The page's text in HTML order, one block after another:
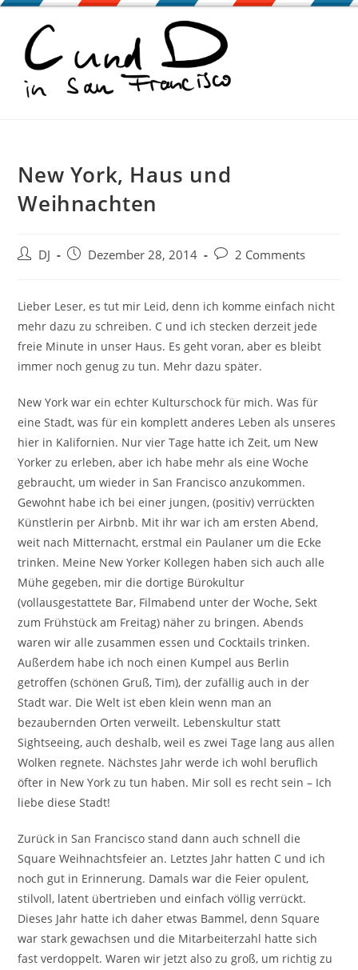
Zum
springen
New York, Haus und
Weihnachten
Beitrags-
DJ
BeitragDezember 28, 2014
Beitrags-
2 Comments
Lieber Leser, es tut mir Leid, denn ich komme einfach nicht
mehr dazu zu schreiben. C und ich stecken derzeit jede
freie Minute in unser Haus. Es geht voran, aber es bleibt
immer noch genug zu tun. Mehr dazu später.
New York war ein echter Kulturschock für mich. Was für
eine Stadt, was für ein komplett anderes Leben als unseres
hier in Kalifornien. Nur vier Tage hatte ich Zeit, um New
Yorker zu erleben, aber ich habe mehr als eine Woche
gebraucht, um wieder in San Francisco anzukommen.
Gewohnt habe ich bei einer jungen, (positiv) verrückten
Künstlerin per Airbnb. Mit ihr war ich am ersten Abend,
weit nach Mitternacht, erstmal ein Paulaner um die Ecke
trinken. Meine New Yorker Kollegen haben sich auch alle
Mühe gegeben, mir die dortige Bürokultur
(vollausgestattete Bar, Filmabend unter der Woche, Sekt
zum Frühstück am Freitag) näher zu bringen. Abends
waren wir alle zusammen essen und Cocktails trinken.
Außerdem habe ich noch einen Kumpel aus Berlin
getroffen (schönen Gruß, Tim), der zufällig auch in der
Stadt war. Die Welt ist eben klein wenn man an
bezaubernden Orten verweilt. Lebenskultur statt
Sightseeing, auch deshalb, weil es zwei Tage lang aus allen
Wolken regnete. Nächstes Jahr werde ich wohl beruflich
öfter in New York zu tun haben. Mir soll es recht sein – Ich
liebe diese Stadt!
Zurück in San Francisco stand dann auch schnell die
Square Weihnachtsfeier an. Letztes Jahr hatten C und ich
noch gut in Erinnerung. Damals war die Feier opulent,
stilvoll, latent übertrieben und einfach völlig verrückt.
Dieses Jahr hatte ich daher etwas Bammel, denn Square
war stark gewachsen und die Mitarbeiterzahl hatte sich
fast verdoppelt. Waren wir jetzt also zu groß, um richtig zu